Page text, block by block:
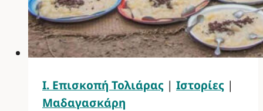
Ι. Επισκοπή Τολιάρας | Ιστορίες |
Μαδαγασκάρη